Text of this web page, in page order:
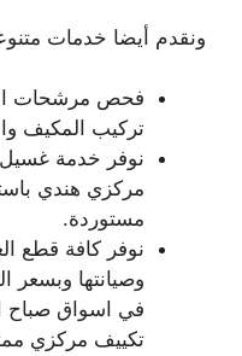
ونقدم أيضا خدمات
فحص مرشحات
تركيب المكيف
نوفر خدمة
مركزي هندي
مستوردة.
نوفر كافة قطع
وصيانتها وبسعر
في اسواق صباح
تكييف مركزي